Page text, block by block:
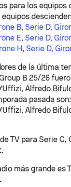
para los equipos
B,Serie D,
E,Serie D,
H,Serie D,
de la última
B 25/26
Alfredo
pasada
Alfredo
TV para Serie C,
más grande es